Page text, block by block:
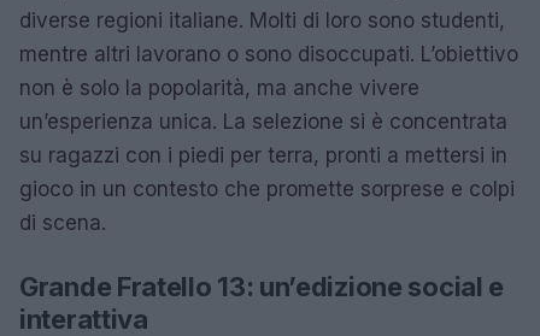
diverse regioni italiane. Molti di loro sono studenti,
mentre altri lavorano o sono disoccupati. L’obiettivo
non è solo la popolarità, ma anche vivere
un’esperienza unica. La selezione si è concentrata
su ragazzi con i piedi per terra, pronti a mettersi in
gioco in un contesto che promette sorprese e colpi
di scena.
Grande Fratello 13: un’edizione social e
interattiva